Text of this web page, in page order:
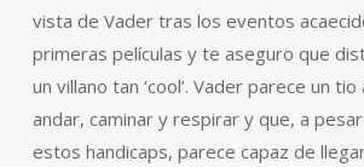
vista de Vader tras los eventos
primeras películas y te aseguro que
un villano tan ‘cool’. Vader parece un
andar, caminar y respirar y que, a
estos handicaps, parece capaz de